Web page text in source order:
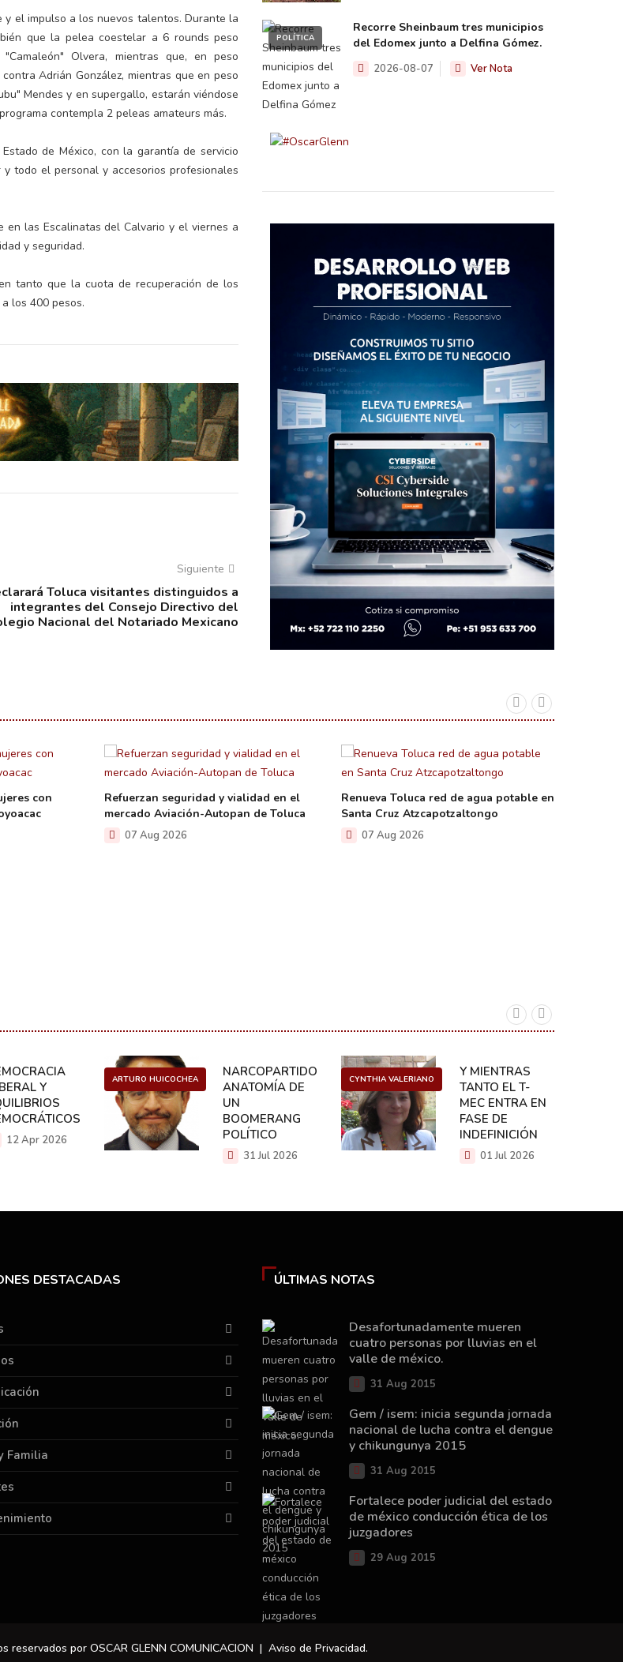
el impulso a los nuevos talentos. Durante la
que la pelea coestelar a 6 rounds peso
Olvera, mientras que, en peso
Adrián González, mientras que en peso
Mendes y en supergallo, estarán viéndose
contempla 2 peleas amateurs más.
de México, con la garantía de servicio
todo el personal y accesorios profesionales
las Escalinatas del Calvario y el viernes a
y seguridad.
tanto que la cuota de recuperación de los
los 400 pesos.
Siguiente
Toluca visitantes distinguidos a
integrantes del Consejo Directivo del
Nacional del Notariado Mexicano
POLÍTICA
Recorre Sheinbaum tres municipios
del Edomex junto a Delfina Gómez.
2026-08-07 Ver Nota
con
Refuerzan seguridad y vialidad en el
mercado Aviación-Autopan de Toluca
07 Aug 2026
Renueva Toluca red de agua potable en
Santa Cruz Atzcapotzaltongo
07 Aug 2026
Y
12 Apr 2026
ARTURO HUICOCHEA
NARCOPARTIDO:
ANATOMÍA DE
UN
BOOMERANG
POLÍTICO
31 Jul 2026
CYNTHIA VALERIANO
Y MIENTRAS
TANTO EL T-
MEC ENTRA EN
FASE DE
INDEFINICIÓN
01 Jul 2026
DESTACADAS
Familia
ÚLTIMAS NOTAS
Desafortunadamente mueren
cuatro personas por lluvias en el
valle de méxico.
31 Aug 2015
Gem / isem: inicia segunda jornada
nacional de lucha contra el dengue
y chikungunya 2015
31 Aug 2015
Fortalece poder judicial del estado
de méxico conducción ética de los
juzgadores
29 Aug 2015
por OSCAR GLENN COMUNICACION | Aviso de Privacidad.